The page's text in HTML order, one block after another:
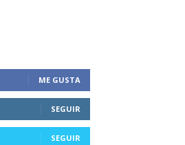
ME GUSTA
SEGUIR
SEGUIR